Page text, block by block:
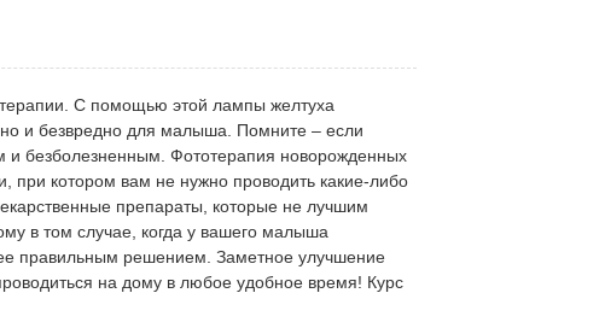
С помощью этой лампы желтуха
и безвредно для малыша. Помните – если
безболезненным. Фототерапия новорожденных
при котором вам не нужно проводить какие-либо
препараты, которые не лучшим
в том случае, когда у вашего малыша
правильным решением. Заметное улучшение
на дому в любое удобное время! Курс